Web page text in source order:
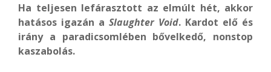
Ha teljesen lefárasztott az elmúlt hét, akkor
hatásos igazán a Slaughter Void. Kardot elő és
irány a paradicsomlében bővelkedő, nonstop
kaszabolás.